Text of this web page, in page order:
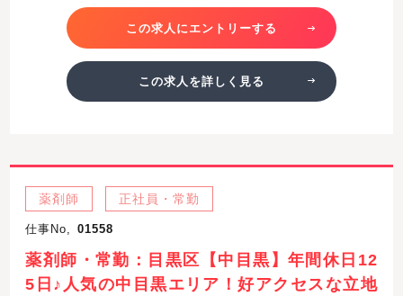
この求人にエントリーする
この求人を詳しく見る
薬剤師 正社員・常勤
仕事No, 01558
薬剤師・常勤：目黒区【中目黒】年間休日12
5日♪人気の中目黒エリア！好アクセスな立地